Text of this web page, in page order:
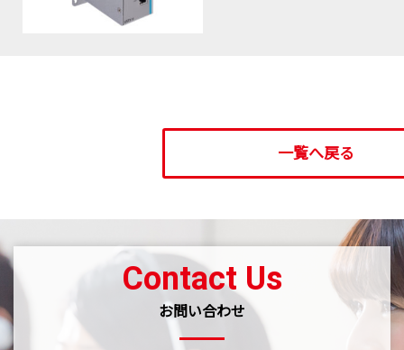
一覧へ戻る
Contact Us
お問い合わせ